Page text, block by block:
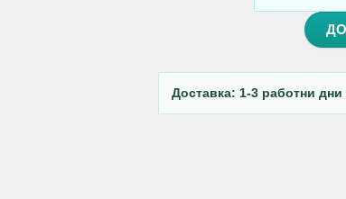
Доставка: 1-3 работни дни